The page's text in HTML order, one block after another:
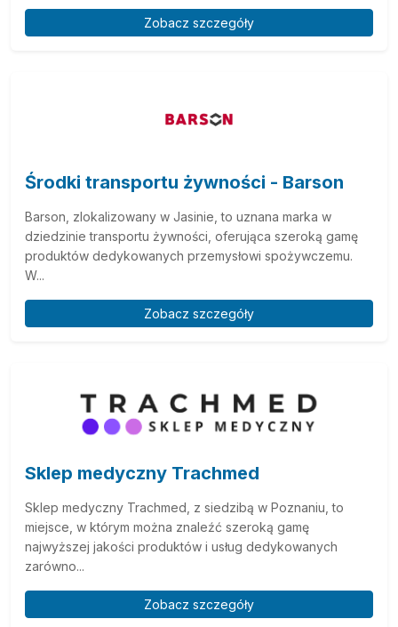
Zobacz szczegóły
Środki transportu żywności - Barson
Barson, zlokalizowany w Jasinie, to uznana marka w
dziedzinie transportu żywności, oferująca szeroką gamę
produktów dedykowanych przemysłowi spożywczemu.
W...
Zobacz szczegóły
Sklep medyczny Trachmed
Sklep medyczny Trachmed, z siedzibą w Poznaniu, to
miejsce, w którym można znaleźć szeroką gamę
najwyższej jakości produktów i usług dedykowanych
zarówno...
Zobacz szczegóły